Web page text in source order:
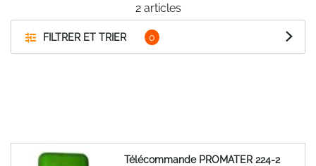
FILTRER ET TRIER
2articles
Télécommande PROMATER 224-2